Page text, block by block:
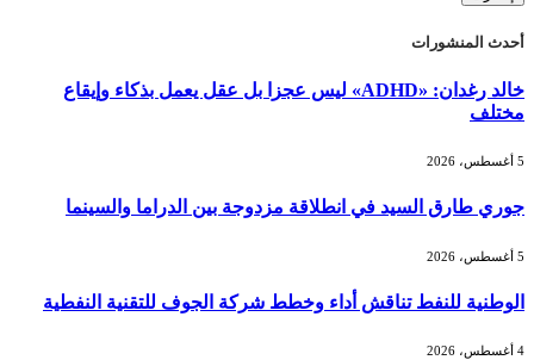
أحدث المنشورات
خالد رغدان: «ADHD» ليس عجزا بل عقل يعمل بذكاء وإيقاع
مختلف
جوري طارق السيد في انطلاقة مزدوجة بين الدراما والسينما
الوطنية للنفط تناقش أداء وخطط شركة الجوف للتقنية النفطية